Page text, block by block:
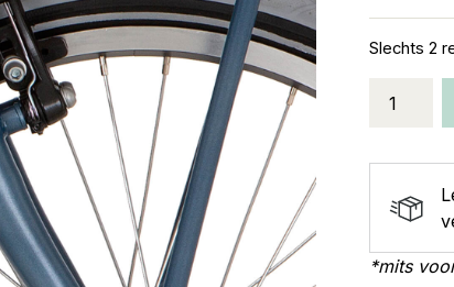
Slechts 2
voorvork
Cargo
vintage
blue
matt
*mits